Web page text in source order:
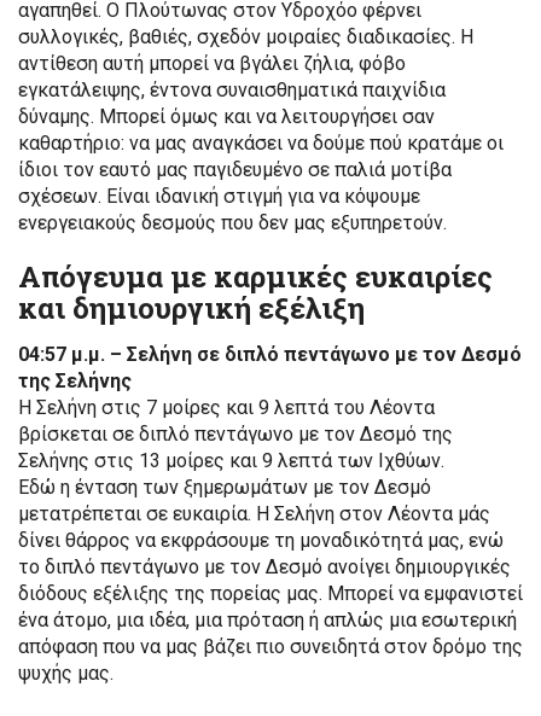
αγαπηθεί. Ο Πλούτωνας στον Υδροχόο φέρνει
συλλογικές, βαθιές, σχεδόν μοιραίες διαδικασίες. Η
αντίθεση αυτή μπορεί να βγάλει ζήλια, φόβο
εγκατάλειψης, έντονα συναισθηματικά παιχνίδια
δύναμης. Μπορεί όμως και να λειτουργήσει σαν
καθαρτήριο: να μας αναγκάσει να δούμε πού κρατάμε οι
ίδιοι τον εαυτό μας παγιδευμένο σε παλιά μοτίβα
σχέσεων. Είναι ιδανική στιγμή για να κόψουμε
ενεργειακούς δεσμούς που δεν μας εξυπηρετούν.
Απόγευμα με καρμικές ευκαιρίες
και δημιουργική εξέλιξη
04:57 μ.μ. – Σελήνη σε διπλό πεντάγωνο με τον Δεσμό
της Σελήνης
Η Σελήνη στις 7 μοίρες και 9 λεπτά του Λέοντα
βρίσκεται σε διπλό πεντάγωνο με τον Δεσμό της
Σελήνης στις 13 μοίρες και 9 λεπτά των Ιχθύων.
Εδώ η ένταση των ξημερωμάτων με τον Δεσμό
μετατρέπεται σε ευκαιρία. Η Σελήνη στον Λέοντα μάς
δίνει θάρρος να εκφράσουμε τη μοναδικότητά μας, ενώ
το διπλό πεντάγωνο με τον Δεσμό ανοίγει δημιουργικές
διόδους εξέλιξης της πορείας μας. Μπορεί να εμφανιστεί
ένα άτομο, μια ιδέα, μια πρόταση ή απλώς μια εσωτερική
απόφαση που να μας βάζει πιο συνειδητά στον δρόμο της
ψυχής μας.